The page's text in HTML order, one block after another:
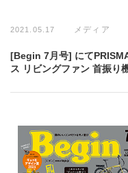
2021.05.17 メディア
[Begin 7月号] にて
ス リビングファン 首振り